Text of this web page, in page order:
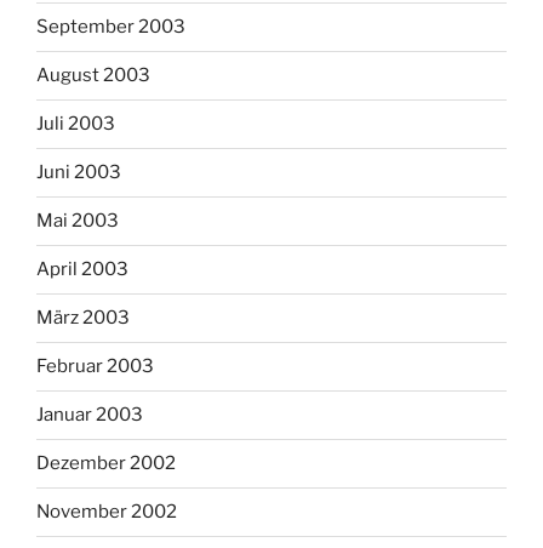
September 2003
August 2003
Juli 2003
Juni 2003
Mai 2003
April 2003
März 2003
Februar 2003
Januar 2003
Dezember 2002
November 2002